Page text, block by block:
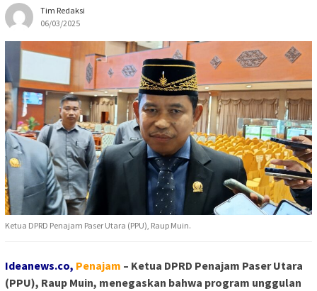
Tim Redaksi
06/03/2025
Ketua DPRD Penajam Paser Utara (PPU), Raup Muin.
Ideanews.co, Penajam – Ketua DPRD Penajam Paser Utara
(PPU), Raup Muin, menegaskan bahwa program unggulan